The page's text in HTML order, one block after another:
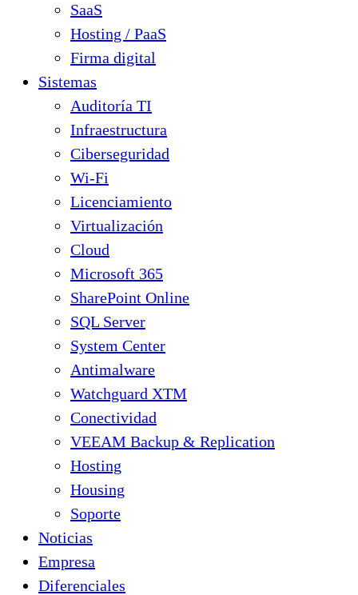
SaaS
Hosting / PaaS
Firma digital
Sistemas
Auditoría TI
Infraestructura
Ciberseguridad
Wi-Fi
Licenciamiento
Virtualización
Cloud
Microsoft 365
SharePoint Online
SQL Server
System Center
Antimalware
Watchguard XTM
Conectividad
VEEAM Backup & Replication
Hosting
Housing
Soporte
Noticias
Empresa
Diferenciales